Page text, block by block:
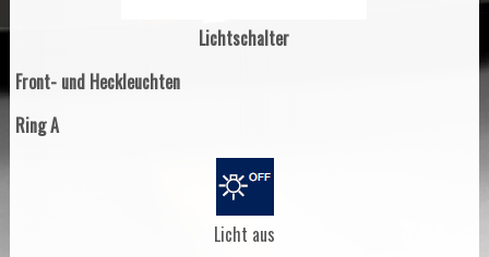
Lichtschalter
Front- und Heckleuchten
Ring A
Licht aus